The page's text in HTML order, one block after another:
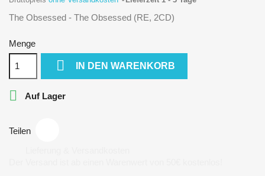
The Obsessed - The Obsessed (RE, 2CD)
Menge
 IN DEN WARENKORB
 Auf Lager
Teilen